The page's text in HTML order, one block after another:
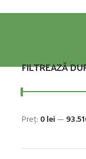
FILTREAZĂ
Preț: 0 lei—